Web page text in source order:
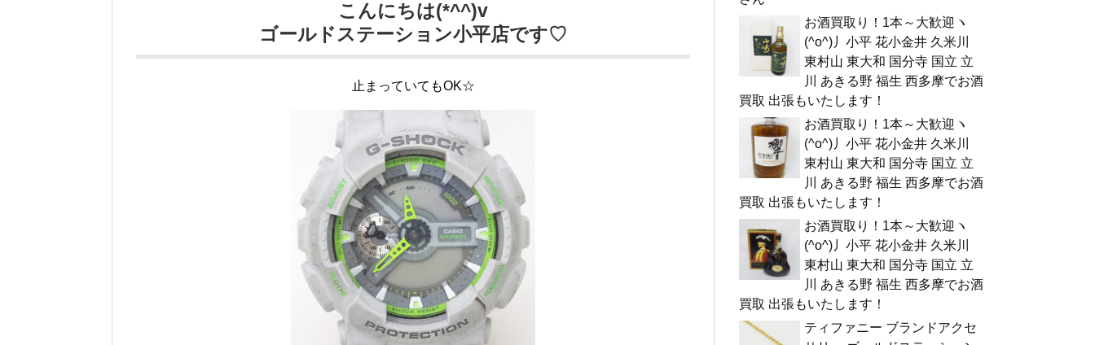
こんにちは(*^^)v
ゴールドステーション小平店です♡
止まっていてもOK☆
お酒買取り！1本～大歓迎ヽ
(^o^)丿小平 花小金井 久米川
東村山 東大和 国分寺 国立 立
川 あきる野 福生 西多摩でお酒
買取 出張もいたします！
お酒買取り！1本～大歓迎ヽ
(^o^)丿小平 花小金井 久米川
東村山 東大和 国分寺 国立 立
川 あきる野 福生 西多摩でお酒
買取 出張もいたします！
お酒買取り！1本～大歓迎ヽ
(^o^)丿小平 花小金井 久米川
東村山 東大和 国分寺 国立 立
川 あきる野 福生 西多摩でお酒
買取 出張もいたします！
ティファニー ブランドアクセ